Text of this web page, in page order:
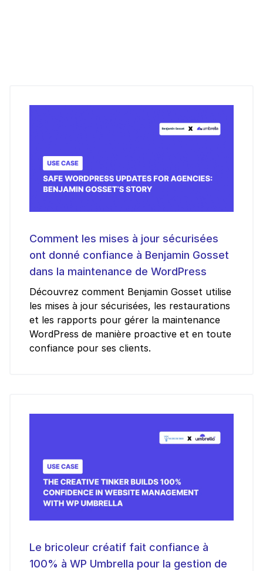
Comment les mises à jour sécurisées
ont donné confiance à Benjamin Gosset
dans la maintenance de WordPress
Découvrez comment Benjamin Gosset utilise
les mises à jour sécurisées, les restaurations
et les rapports pour gérer la maintenance
WordPress de manière proactive et en toute
confiance pour ses clients.
Le bricoleur créatif fait confiance à
100% à WP Umbrella pour la gestion de